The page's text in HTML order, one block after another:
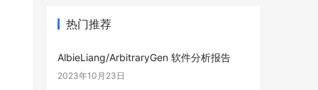
热门推荐
AlbieLiang/ArbitraryGen 软件分析报告
2023年10月23日